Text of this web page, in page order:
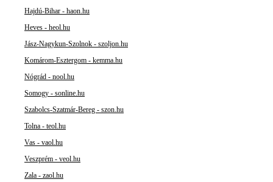
Hajdú-Bihar - haon.hu
Heves - heol.hu
Jász-Nagykun-Szolnok - szoljon.hu
Komárom-Esztergom - kemma.hu
Nógrád - nool.hu
Somogy - sonline.hu
Szabolcs-Szatmár-Bereg - szon.hu
Tolna - teol.hu
Vas - vaol.hu
Veszprém - veol.hu
Zala - zaol.hu